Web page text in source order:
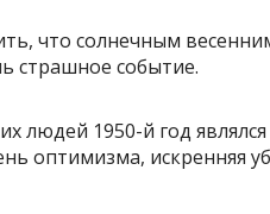
что солнечным
страшное событие.
людей 1950-й год
оптимизма, искренняя